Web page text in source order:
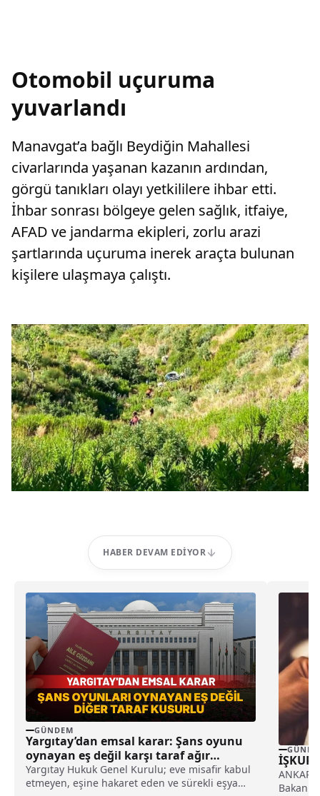
Otomobil uçuruma
yuvarlandı
Manavgat’a bağlı Beydiğin Mahallesi
civarlarında yaşanan kazanın ardından,
görgü tanıkları olayı yetkililere ihbar etti.
İhbar sonrası bölgeye gelen sağlık, itfaiye,
AFAD ve jandarma ekipleri, zorlu arazi
şartlarında uçuruma inerek araçta bulunan
kişilere ulaşmaya çalıştı.
HABER DEVAM EDIYOR
GÜNDEM
Yargıtay’dan emsal karar: Şans oyunu
oynayan eş değil karşı taraf ağır
kusurlu sayıldı
Yargıtay Hukuk Genel Kurulu; eve misafir kabul
etmeyen, eşine hakaret eden ve sürekli eşya
Bakanı